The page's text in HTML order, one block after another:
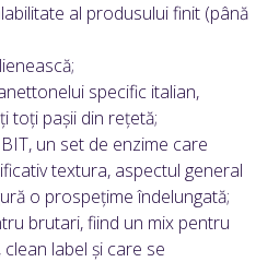
al produsului finit (până
specific italian,
toți pașii din rețetă;
un set de enzime care
textura, aspectul general
o prospețime îndelungată;
brutari, fiind un mix pentru
label și care se